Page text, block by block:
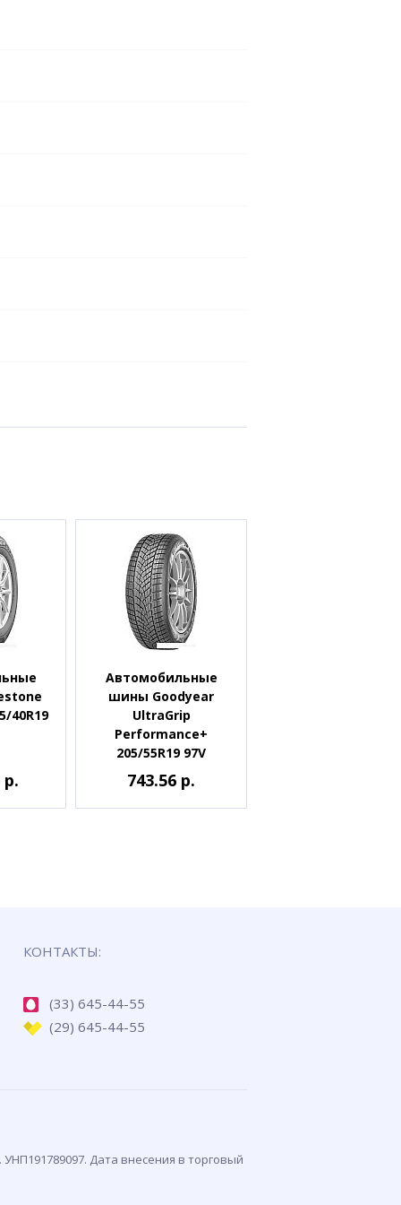
40R19
р.
Автомобильные
шины Goodyear
UltraGrip
Performance+
205/55R19 97V
743.56 р.
КОНТАКТЫ:
(33) 645-44-55
(29) 645-44-55
Дата внесения в торговый